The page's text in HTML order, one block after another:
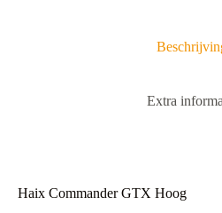
Extra
Haix Commander GTX Hoog